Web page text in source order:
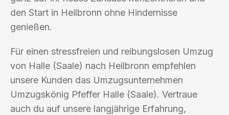
den Start in Heilbronn ohne Hindernisse
genießen.
Für einen stressfreien und reibungslosen Umzug
von Halle (Saale) nach Heilbronn empfehlen
unsere Kunden das Umzugsunternehmen
Umzugskönig Pfeffer Halle (Saale). Vertraue
auch du auf unsere langjährige Erfahrung,